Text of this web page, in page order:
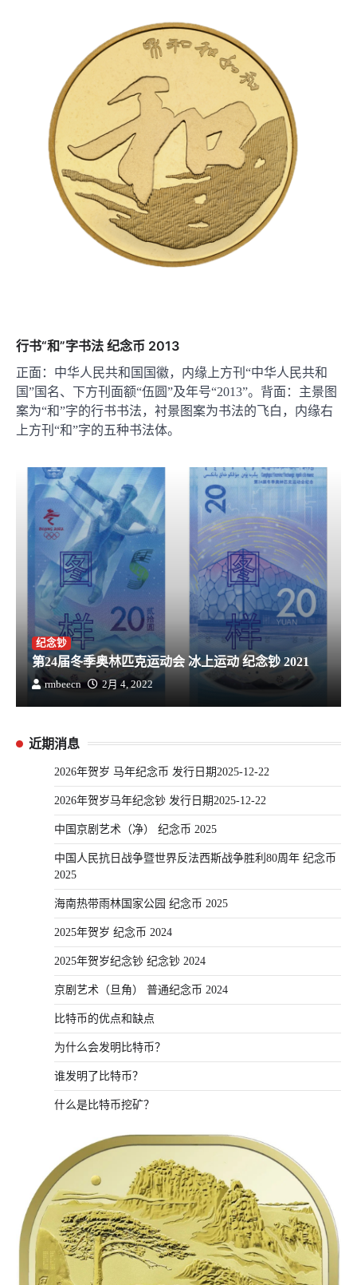
行书“和”字书法 纪念币 2013
正面：中华人民共和国国徽，内缘上方刊“中华人民共和
国”国名、下方刊面额“伍圆”及年号“2013”。背面：主景图
案为“和”字的行书书法，衬景图案为书法的飞白，内缘右
上方刊“和”字的五种书法体。
纪念钞
第24届冬季奥林匹克运动会 冰上运动 纪念钞 2021
rmbeecn 2月 4, 2022
近期消息
2026年贺岁 马年纪念币 发行日期2025-12-22
2026年贺岁马年纪念钞 发行日期2025-12-22
中国京剧艺术（净） 纪念币 2025
中国人民抗日战争暨世界反法西斯战争胜利80周年 纪念币
2025
海南热带雨林国家公园 纪念币 2025
2025年贺岁 纪念币 2024
2025年贺岁纪念钞 纪念钞 2024
京剧艺术（旦角） 普通纪念币 2024
比特币的优点和缺点
为什么会发明比特币？
谁发明了比特币？
什么是比特币挖矿？